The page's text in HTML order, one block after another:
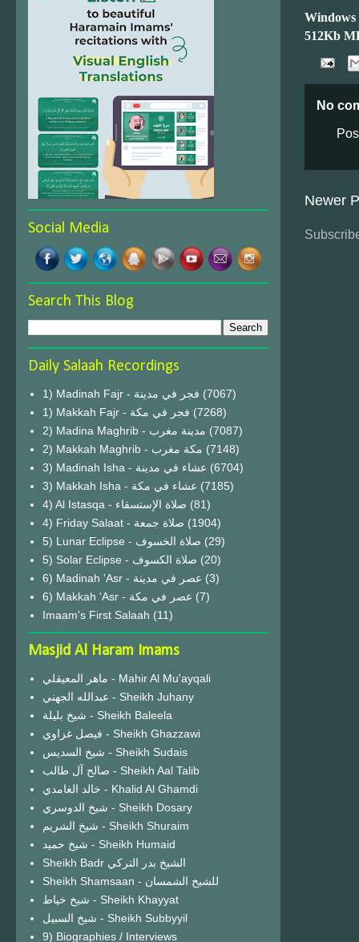
Windows
512Kb
No
Newer
Social Media
Search This Blog
Daily Salaah Recordings
1) Madinah Fajr - فجر في مدينة (7067)
1) Makkah Fajr - فجر في مكة (7268)
2) Madina Maghrib - مدينة مغرب (7087)
2) Makkah Maghrib - مكة مغرب (7148)
3) Madinah Isha - عشاء في مدينة (6704)
3) Makkah Isha - عشاء في مكة (7185)
4) Al Istasqa - صلاة الإستسقاء (81)
4) Friday Salaat - صلاة جمعة (1904)
5) Lunar Eclipse - صلاة الخسوف (29)
(20)
6) Madinah 'Asr - عصر في مدينة (3)
6) Makkah 'Asr - عصر في مكة (7)
Imaam's First Salaah (11)
Masjid Al Haram Imams
ماهر المعيقلي - Mahir Al Mu'ayqali
عبدالله الجهني - Sheikh Juhany
شيخ بليلة - Sheikh Baleela
فيصل غزاوي - Sheikh Ghazzawi
شيخ السديس - Sheikh Sudais
صالح آل طالب - Sheikh Aal Talib
خالد الغامدي - Khalid Al Ghamdi
شيخ الدوسري - Sheikh Dosary
شيخ الشريم - Sheikh Shuraim
شيخ حميد - Sheikh Humaid
Sheikh Badr الشيخ بدر التركي
Sheikh Shamsaan - للشيخ الشمسان
شيخ خياط - Sheikh Khayyat
شيخ السبيل - Sheikh Subbyyil
9) Biographies / Interviews